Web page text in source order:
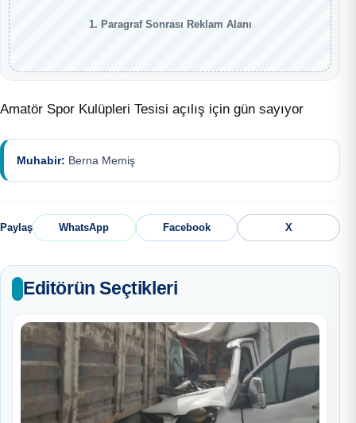
1. Paragraf Sonrası Reklam Alanı
Amatör Spor Kulüpleri Tesisi açılış için gün sayıyor
Muhabir: Berna Memiş
Paylaş WhatsApp Facebook X
Editörün Seçtikleri